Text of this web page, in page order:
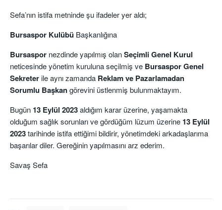
Sefa’nın istifa metninde şu ifadeler yer aldı;
Bursaspor Kulübü Başkanlığına
Bursaspor nezdinde yapılmış olanSeçimli Genel Kurul
neticesinde yönetim kuruluna seçilmiş ve BursasporGenel
Sekreterile aynı zamanda Reklam ve Pazarlamadan
Sorumlu Başkangörevini üstlenmiş bulunmaktayım.
Bugün 13 Eylül 2023aldığım karar üzerine, yaşamakta
olduğum sağlık sorunları ve gördüğüm lüzum üzerine 13 Eylül
2023tarihinde istifa ettiğimi bildirir, yönetimdeki arkadaşlarıma
başarılar diler. Gereğinin yapılmasını arz ederim.
Savaş Sefa